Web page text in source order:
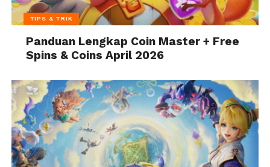
TIPS & TRIK
Panduan Lengkap Coin Master + Free
Spins & Coins April 2026